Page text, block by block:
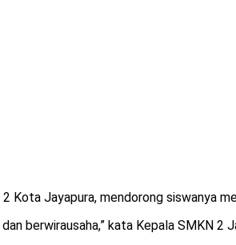
Kota Jayapura, mendorong siswanya
berwirausaha,” kata Kepala SMKN 2